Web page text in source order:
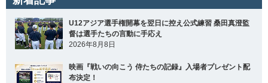
U12アジア選手権開幕を翌日に控え公式練習 桑田真澄監
督は選手たちの言動に手応え
2026年8月8日
映画『戦いの向こう 侍たちの記録』入場者プレゼント配
布決定！